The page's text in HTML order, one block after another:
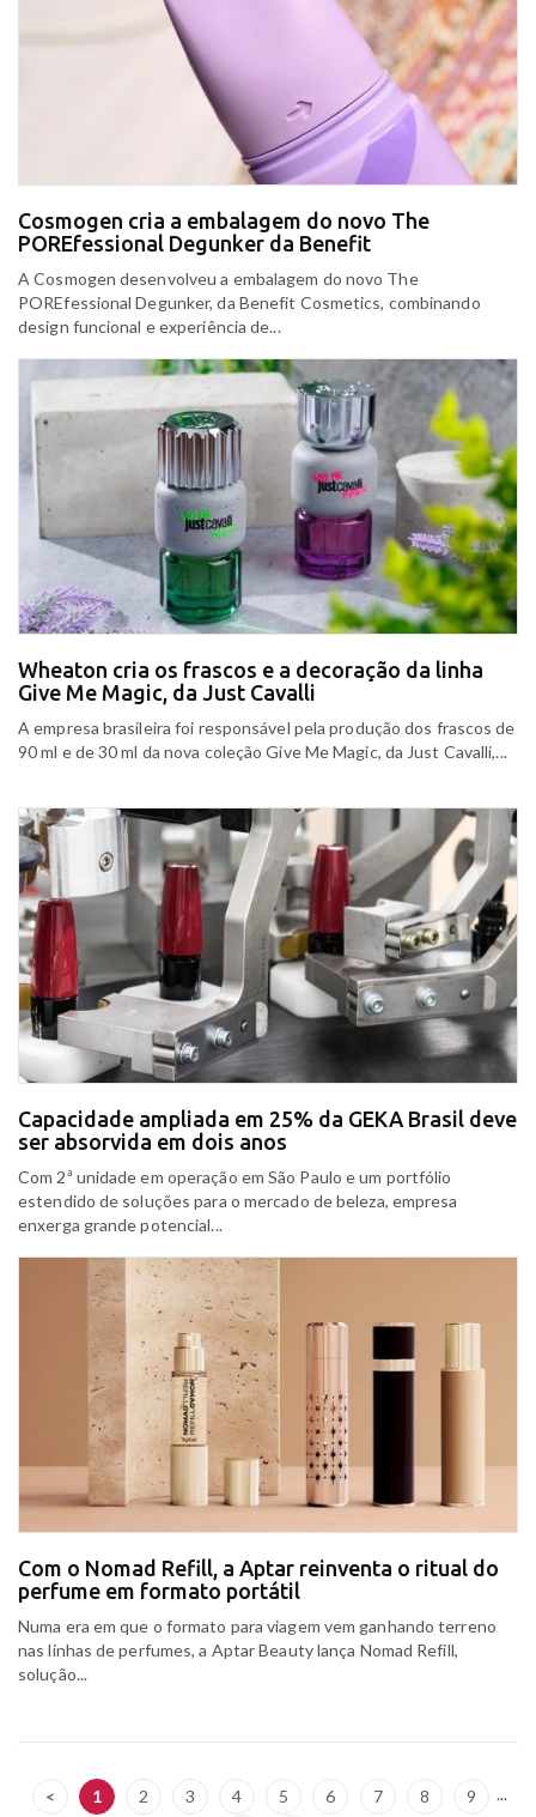
Cosmogen cria a embalagem do novo The
POREfessional Degunker da Benefit
A Cosmogen desenvolveu a embalagem do novo The
POREfessional Degunker, da Benefit Cosmetics, combinando
design funcional e experiência de...
Wheaton cria os frascos e a decoração da linha
Give Me Magic, da Just Cavalli
A empresa brasileira foi responsável pela produção dos frascos de
90 ml e de 30 ml da nova coleção Give Me Magic, da Just Cavalli,...
Capacidade ampliada em 25% da GEKA Brasil deve
ser absorvida em dois anos
Com 2ª unidade em operação em São Paulo e um portfólio
estendido de soluções para o mercado de beleza, empresa
enxerga grande potencial...
Com o Nomad Refill, a Aptar reinventa o ritual do
perfume em formato portátil
Numa era em que o formato para viagem vem ganhando terreno
nas linhas de perfumes, a Aptar Beauty lança Nomad Refill,
solução...
< 1 2 3 4 5 6 7 8 9
...